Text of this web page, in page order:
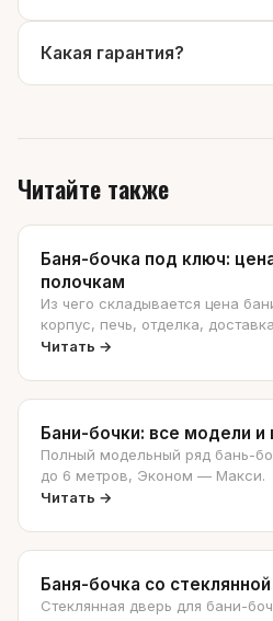
Какая гарантия?
Читайте также
Баня-бочка под ключ:
полочкам
Из чего складывается цена
корпус, печь, отделка,
Читать →
Бани-бочки: все модели и
Полный модельный ряд бань-
до 6 метров, Эконом — Макси.
Читать →
Баня-бочка со
Стеклянная дверь для бани-